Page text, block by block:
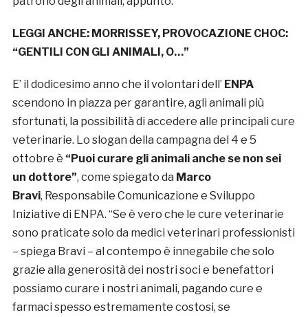
LEGGI ANCHE: MORRISSEY, PROVOCAZIONE CHOC:
“GENTILI CON GLI ANIMALI, O…”
E’ il dodicesimo anno che il volontari dell’ ENPA
scendono in piazza per garantire, agli animali più
sfortunati, la possibilità di accedere alle principali cure
veterinarie. Lo slogan della campagna del 4 e 5
ottobre è “Puoi curare gli animali anche se non sei
un dottore”, come spiegato da Marco
Bravi, Responsabile Comunicazione e Sviluppo
Iniziative di ENPA. “Se è vero che le cure veterinarie
sono praticate solo da medici veterinari professionisti
– spiega Bravi – al contempo è innegabile che solo
grazie alla generosità dei nostri soci e benefattori
possiamo curare i nostri animali, pagando cure e
farmaci spesso estremamente costosi, se